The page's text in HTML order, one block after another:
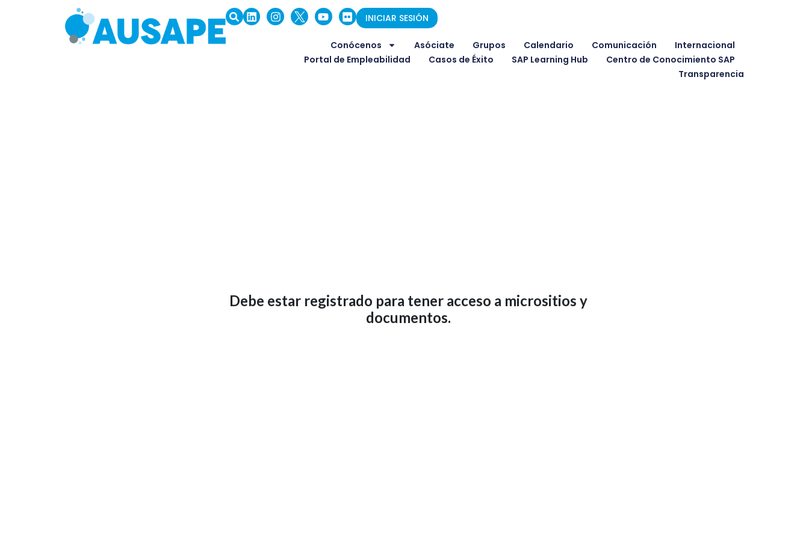
INICIAR SESIÓN
Conócenos Asóciate Grupos Calendario Comunicación
Internacional
Portal de Empleabilidad
Casos de Éxito SAP Learning Hub
Centro de Conocimiento SAP
Transparencia
Debe estar registrado para tener acceso a micrositios y
documentos.